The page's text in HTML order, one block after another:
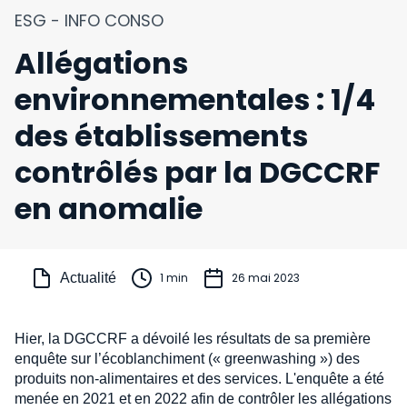
ESG - INFO CONSO
Allégations
environnementales : 1/4
des établissements
contrôlés par la DGCCRF
en anomalie
Actualité 1 min 26 mai 2023
Hier, la DGCCRF a dévoilé les résultats de sa première
enquête sur l’écoblanchiment (« greenwashing ») des
produits non-alimentaires et des services. L'enquête a été
menée en 2021 et en 2022 afin de contrôler les allégations